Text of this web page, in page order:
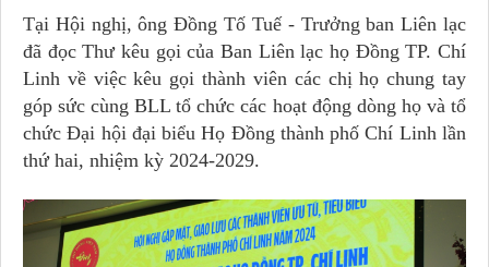
Tại Hội nghị, ông Đồng Tố Tuế - Trưởng ban Liên lạc
đã đọc Thư kêu gọi của Ban Liên lạc họ Đồng TP. Chí
Linh về việc kêu gọi thành viên các chị họ chung tay
góp sức cùng BLL tổ chức các hoạt động dòng họ và tổ
chức Đại hội đại biểu Họ Đồng thành phố Chí Linh lần
thứ hai, nhiệm kỳ 2024-2029.